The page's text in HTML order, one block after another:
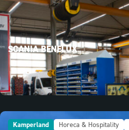
SCANIA BENELUX
Kamperland Horeca & Hospitality